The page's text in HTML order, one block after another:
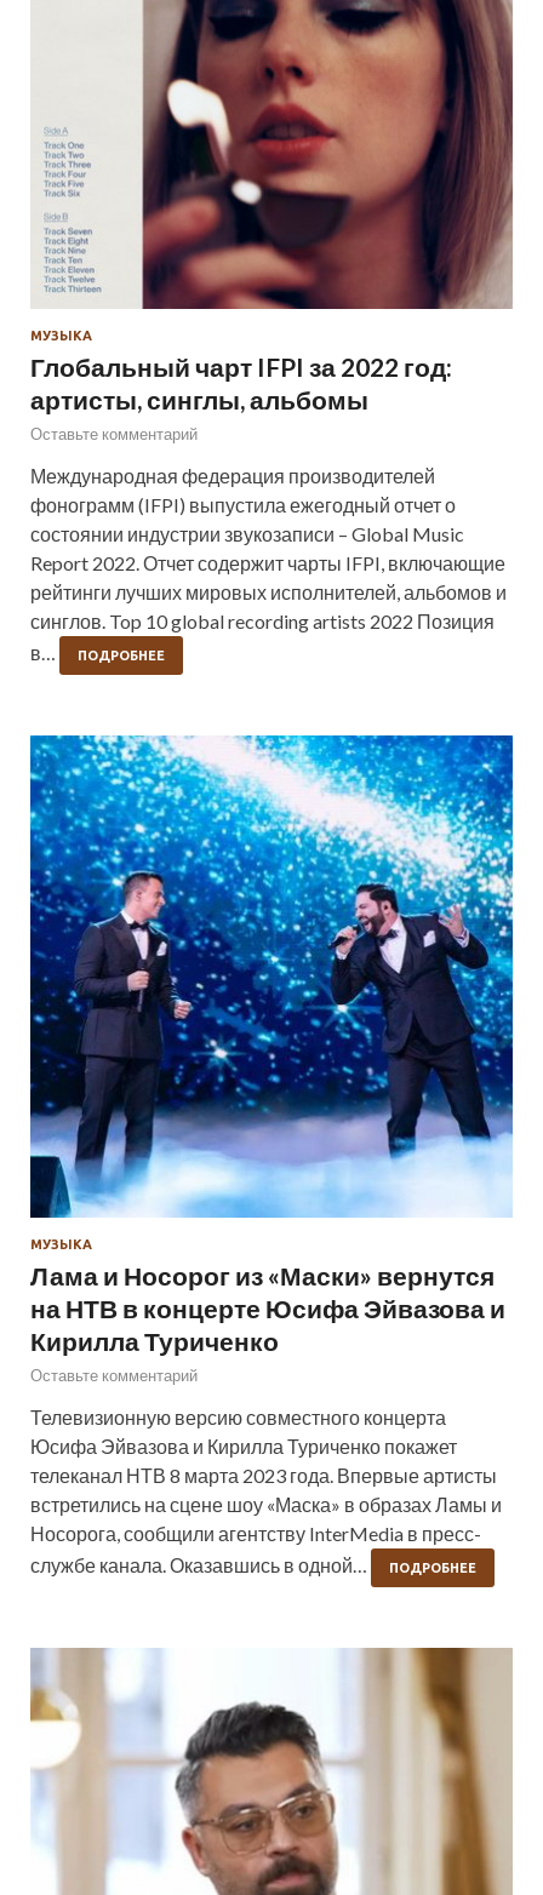
МУЗЫКА
Глобальный чарт IFPI за 2022 год:
артисты, синглы, альбомы
Оставьте комментарий
Международная федерация производителей
фонограмм (IFPI) выпустила ежегодный отчет о
состоянии индустрии звукозаписи – Global Music
Report 2022. Отчет содержит чарты IFPI, включающие
рейтинги лучших мировых исполнителей, альбомов и
синглов. Top 10 global recording artists 2022 Позиция
в…
ПОДРОБНЕЕ
МУЗЫКА
Лама и Носорог из «Маски» вернутся
на НТВ в концерте Юсифа Эйвазова и
Кирилла Туриченко
Оставьте комментарий
Телевизионную версию совместного концерта
Юсифа Эйвазова и Кирилла Туриченко покажет
телеканал НТВ 8 марта 2023 года. Впервые артисты
встретились на сцене шоу «Маска» в образах Ламы и
Носорога, сообщили агентству InterMedia в пресс-
службе канала. Оказавшись в одной…
ПОДРОБНЕЕ